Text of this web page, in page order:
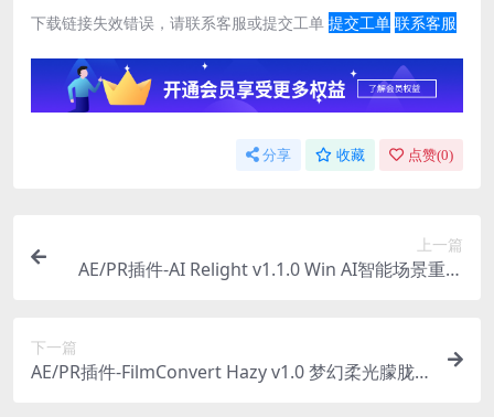
下载链接失效错误，请联系客服或提交工单 提交工单 联系客服
分享 收藏 点赞(0)
上一篇
AE/PR插件-AI Relight v1.1.0 Win AI智能场景重新
下一篇
AE/PR插件-FilmConvert Hazy v1.0 梦幻柔光朦胧